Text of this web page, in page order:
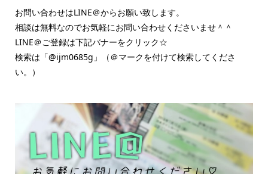
お問い合わせはLINE＠からお願い致します。
相談は無料なのでお気軽にお問い合わせくださいませ＾＾
LINE＠ご登録は下記バナーをクリック☆
検索は「@ijm0685g」（＠マークを付けて検索してくださ
い。）